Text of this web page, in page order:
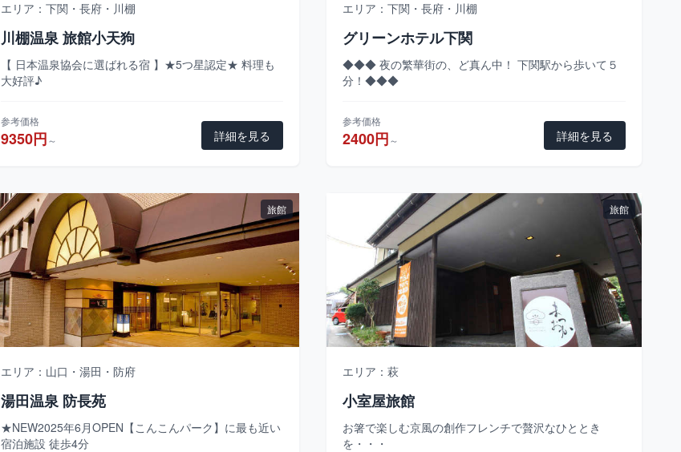
エリア：下関・長府・川棚
川棚温泉 旅館小天狗
【 日本温泉協会に選ばれる宿 】★5つ星認定★ 料理も
大好評♪
参考価格
9350円～ 詳細を見る
エリア：下関・長府・川棚
グリーンホテル下関
◆◆◆ 夜の繁華街の、ど真ん中！ 下関駅から歩いて５
分！◆◆◆
参考価格
2400円～ 詳細を見る
旅館
エリア：山口・湯田・防府
湯田温泉 防長苑
★NEW2025年6月OPEN【こんこんパーク】に最も近い
宿泊施設 徒歩4分
旅館
エリア：萩
小室屋旅館
お箸で楽しむ京風の創作フレンチで贅沢なひととき
を・・・